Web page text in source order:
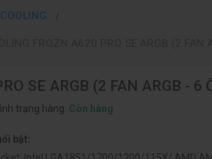
SE ARGB (2 FAN ARGB - 6
trạng hàng: Còn hàng
bật: